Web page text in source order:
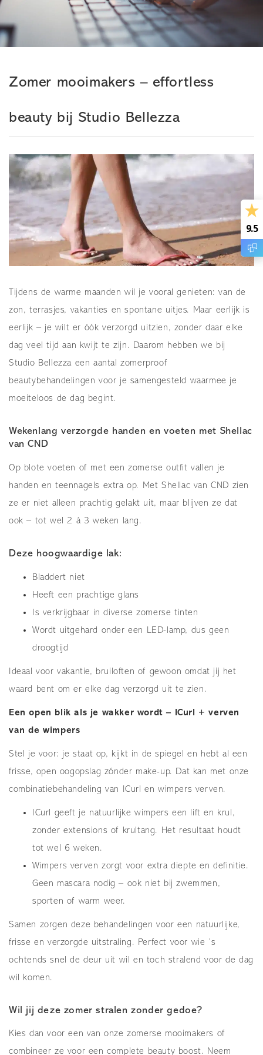
0
9.5
Zomer mooimakers – effortless
beauty bij Studio Bellezza
Tijdens de warme maanden wil je vooral genieten: van de
zon, terrasjes, vakanties en spontane uitjes. Maar eerlijk is
eerlijk – je wilt er óók verzorgd uitzien, zonder daar elke
dag veel tijd aan kwijt te zijn. Daarom hebben we bij
Studio Bellezza een aantal zomerproof
beautybehandelingen voor je samengesteld waarmee je
moeiteloos de dag begint.
Wekenlang verzorgde handen en voeten met Shellac
van CND
Op blote voeten of met een zomerse outfit vallen je
handen en teennagels extra op. Met Shellac van CND zien
ze er niet alleen prachtig gelakt uit, maar blijven ze dat
ook – tot wel 2 à 3 weken lang.
Deze hoogwaardige lak:
Bladdert niet
Heeft een prachtige glans
Is verkrijgbaar in diverse zomerse tinten
Wordt uitgehard onder een LED-lamp, dus geen
droogtijd
Ideaal voor vakantie, bruiloften of gewoon omdat jij het
waard bent om er elke dag verzorgd uit te zien.
Een open blik als je wakker wordt – ICurl + verven
van de wimpers
Stel je voor: je staat op, kijkt in de spiegel en hebt al een
frisse, open oogopslag zónder make-up. Dat kan met onze
combinatiebehandeling van ICurl en wimpers verven.
ICurl geeft je natuurlijke wimpers een lift en krul,
zonder extensions of krultang. Het resultaat houdt
tot wel 6 weken.
Wimpers verven zorgt voor extra diepte en definitie.
Geen mascara nodig – ook niet bij zwemmen,
sporten of warm weer.
Samen zorgen deze behandelingen voor een natuurlijke,
frisse en verzorgde uitstraling. Perfect voor wie ’s
ochtends snel de deur uit wil en toch stralend voor de dag
wil komen.
Wil jij deze zomer stralen zonder gedoe?
Kies dan voor een van onze zomerse mooimakers of
combineer ze voor een complete beauty boost. Neem